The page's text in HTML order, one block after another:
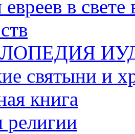
в
святыни и
книга
религии